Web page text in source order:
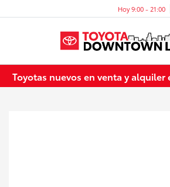
Hoy 9:00 - 21:00
Toyotas nuevos en venta y alquiler